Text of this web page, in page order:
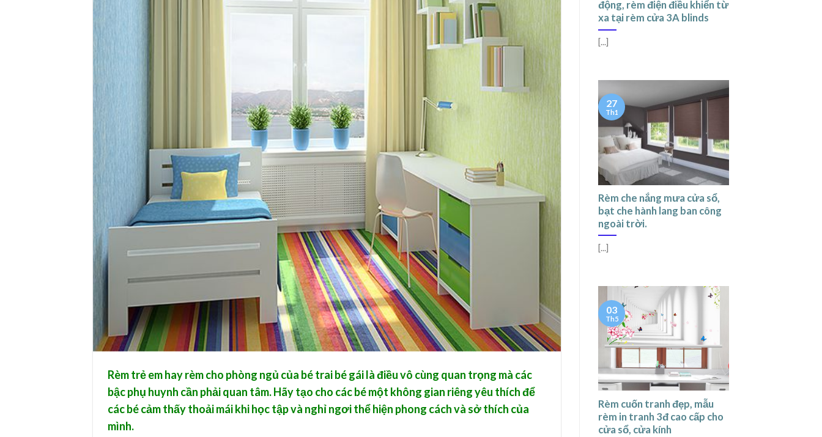
Rèm trẻ em hay rèm cho phòng ngủ của bé trai bé gái là điều vô cùng quan trọng mà các
bậc phụ huynh cần phải quan tâm. Hãy tạo cho các bé một không gian riêng yêu thích để
các bé cảm thấy thoải mái khi học tập và nghỉ ngơi thể hiện phong cách và sở thích của
mình.
động, rèm điện điều khiển từ
xa tại rèm cửa 3A blinds
[...]
Rèm che nắng mưa cửa sổ,
bạt che hành lang ban công
ngoài trời.
[...]
27
Th1
Rèm cuốn tranh đẹp, mẫu
rèm in tranh 3đ cao cấp cho
cửa sổ, cửa kính
03
Th5